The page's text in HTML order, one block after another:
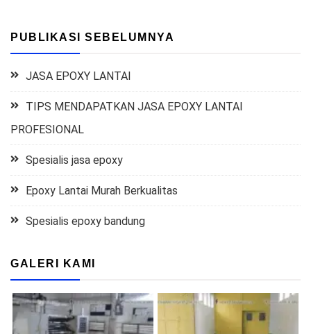
PUBLIKASI SEBELUMNYA
JASA EPOXY LANTAI
TIPS MENDAPATKAN JASA EPOXY LANTAI
PROFESIONAL
Spesialis jasa epoxy
Epoxy Lantai Murah Berkualitas
Spesialis epoxy bandung
GALERI KAMI